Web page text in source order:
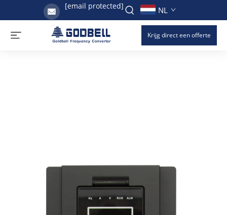
[email protected] NL
Krijg direct een offerte